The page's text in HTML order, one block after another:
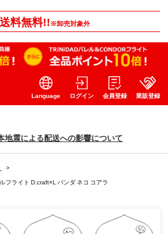
送料無料!!※卸売対象外
Language ログイン 会員登録 業販登録
地震による配送への影響について
>
フライト D.craft×L パンダ ネコ コアラ